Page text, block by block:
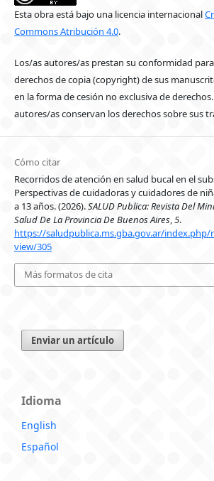
Esta obra está bajo una licencia internacional
Commons Atribución 4.0.
Los/as autores/as prestan su conformidad
derechos de copia (copyright) de sus
en la forma de cesión no exclusiva de
autores/as conservan los derechos sobre sus
Cómo citar
Recorridos de atención en salud bucal en el
Perspectivas de cuidadoras y cuidadores de
a 13 años. (2026).SALUD Publica: Revista Del
Salud De La Provincia De Buenos Aires,5.
https://saludpublica.ms.gba.gov.ar/
view/305
Más formatos de cita
Enviar un artículo
Idioma
English
Español